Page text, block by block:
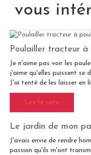
vous
Poulailler tracteur à
Je n'aime pas voir les
j'aime qu'elles puissent se
J'ai tenté de les laisser en
Lire la suite
Le jardin de mon
J'avais envie de rendre
passion qu'ils m'ont